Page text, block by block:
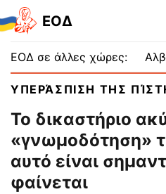
EOΔ
ΕΟΔ σε άλλες χώρες:
ΥΠΕΡΆΣΠΙΣΗ ΤΗΣ
Το δικαστήριο
«γνωμοδότηση»
αυτό είναι
φαίνεται